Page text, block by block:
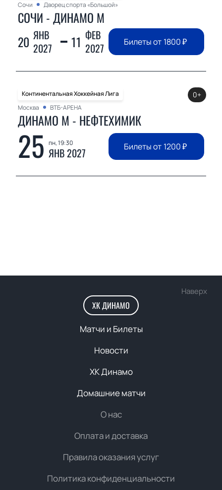
Сочи
Дворец спорта «Большой»
СОЧИ - ДИНАМО М
20 ЯНВ
2027
11 ФЕВ
2027
Билеты от 1800₽
Континентальная Хоккейная Лига
Москва
ВТБ-АРЕНА
ДИНАМО М - НЕФТЕХИМИК
25 пн, 19:30
ЯНВ 2027
0+
Билеты от 1200₽
Наверх
ХК ДИНАМО
Матчи и Билеты
Новости
ХК Динамо
Домашние матчи
О нас
Оплата и доставка
Правила оказания услуг
Политика конфиденциальности